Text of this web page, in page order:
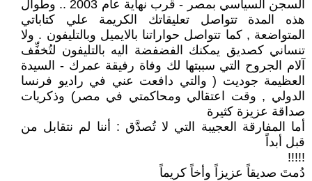
السجن السياسي بمصر - قرب نهاية عام 2003 .. وطوال
هذه المدة تتواصل تعليقاتك الكريمة علي كتاباتي
المتواضعة , كما تتواصل حواراتنا بالايميل وبالتليفون . ولا
تنساني كصديق يمكنك الفضفضة اليه بالتليفون لتُخفِّف
آلام الجروح التي سببتها لك وفاة رفيقة عمرك - السيدة
العظيمة جوديت ( والتي دافعت عني في راديو فرنسا
الدولي , وقت اعتقالي ومحاكمتي في مصر) وذكريات
صداقة عزيزة كثيرة
أما المفارقة العجيبة التي لا تُصدَّق : أننا لم نتقابل من
قبل أبداً
!!!!!
دُمتَ صديقاً عزيزاً وأخاً كريماً